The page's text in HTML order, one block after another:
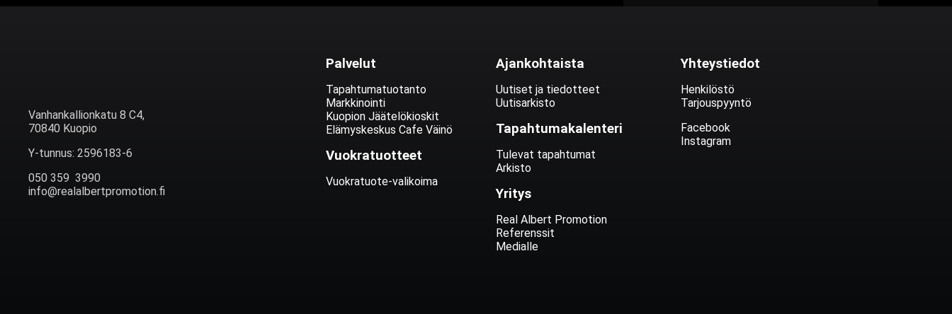
Vanhankallionkatu 8 C4,
70840 Kuopio
Y-tunnus: 2596183-6
050 359 3990
info@realalbertpromotion.fi
Palvelut
Tapahtumatuotanto
Markkinointi
Kuopion Jäätelökioskit
Elämyskeskus Cafe Väinö
Vuokratuotteet
Vuokratuote-valikoima
Ajankohtaista
Uutiset ja tiedotteet
Uutisarkisto
Tapahtumakalenteri
Tulevat tapahtumat
Arkisto
Yritys
Real Albert Promotion
Referenssit
Medialle
Yhteystiedot
Henkilöstö
Tarjouspyyntö
Facebook
Instagram